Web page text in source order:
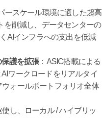
ースケール環境に適した超高
を削減し、データセンターの
AIインフラへの支出を低減
護を拡張：ASIC搭載による
ワークロードをリアルタイ
ォールポートフォリオ全体
し、ローカル / ハイブリッ